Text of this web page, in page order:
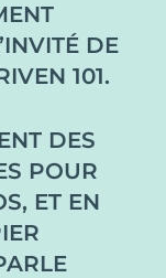
DE
101.
DES
POUR
ET EN